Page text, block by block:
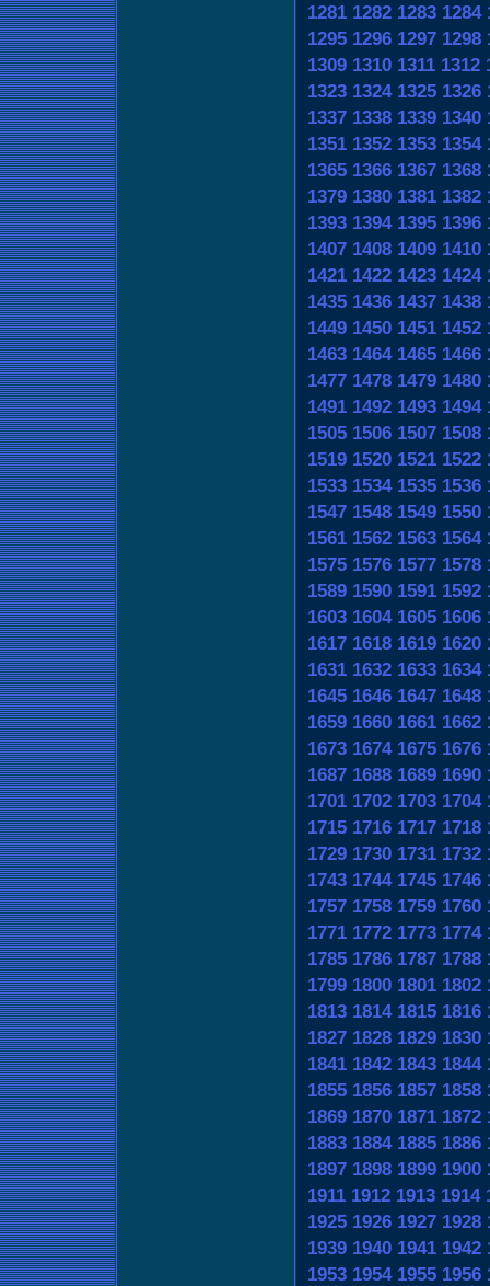
1281 1282 1283 1284
1295 1296 1297 1298
1309 1310 1311 1312
1323 1324 1325 1326
1337 1338 1339 1340
1351 1352 1353 1354
1365 1366 1367 1368
1379 1380 1381 1382
1393 1394 1395 1396
1407 1408 1409 1410
1421 1422 1423 1424
1435 1436 1437 1438
1449 1450 1451 1452
1463 1464 1465 1466
1477 1478 1479 1480
1491 1492 1493 1494
1505 1506 1507 1508
1519 1520 1521 1522
1533 1534 1535 1536
1547 1548 1549 1550
1561 1562 1563 1564
1575 1576 1577 1578
1589 1590 1591 1592
1603 1604 1605 1606
1617 1618 1619 1620
1631 1632 1633 1634
1645 1646 1647 1648
1659 1660 1661 1662
1673 1674 1675 1676
1687 1688 1689 1690
1701 1702 1703 1704
1715 1716 1717 1718
1729 1730 1731 1732
1743 1744 1745 1746
1757 1758 1759 1760
1771 1772 1773 1774
1785 1786 1787 1788
1799 1800 1801 1802
1813 1814 1815 1816
1827 1828 1829 1830
1841 1842 1843 1844
1855 1856 1857 1858
1869 1870 1871 1872
1883 1884 1885 1886
1897 1898 1899 1900
1911 1912 1913 1914
1925 1926 1927 1928
1939 1940 1941 1942
1953 1954 1955 1956